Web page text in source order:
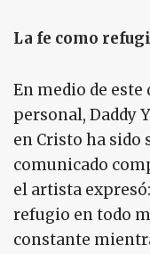
La fe como
En medio de
personal, Daddy
en Cristo ha sido
comunicado
el artista
refugio en todo
constante